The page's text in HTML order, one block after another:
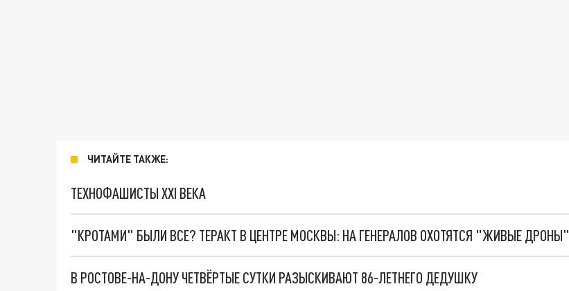
ЧИТАЙТЕ ТАКЖЕ:
ТЕХНОФАШИСТЫ XXI ВЕКА
"КРОТАМИ" БЫЛИ ВСЕ? ТЕРАКТ В ЦЕНТРЕ МОСКВЫ: НА ГЕНЕРАЛОВ ОХОТЯТСЯ "ЖИВЫЕ ДРОНЫ"
В РОСТОВЕ-НА-ДОНУ ЧЕТВЁРТЫЕ СУТКИ РАЗЫСКИВАЮТ 86-ЛЕТНЕГО ДЕДУШКУ